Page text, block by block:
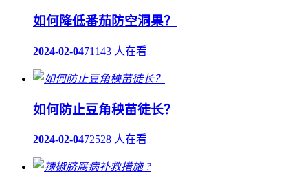
如何降低番茄防空洞果？
2024-02-0471143 人在看
如何防止豆角秧苗徒长？
2024-02-0472528 人在看